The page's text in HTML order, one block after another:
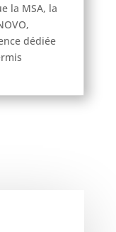
la MSA, la
dédiée